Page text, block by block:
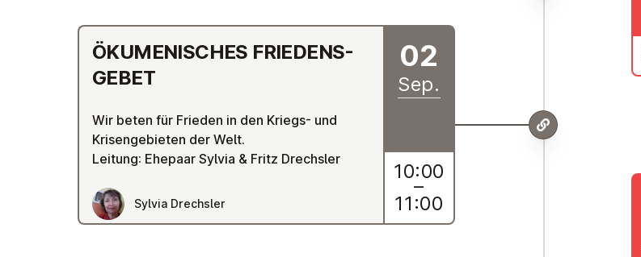
ÖKU­ME­NI­SCHES FRIE­DENS­
GE­BET
Wir beten für Frieden in den Kriegs- und
Krisengebieten der Welt.
Leitung: Ehepaar Sylvia & Fritz Drechsler
Sylvia Drechsler
02
Sep.
10:00
–
11:00